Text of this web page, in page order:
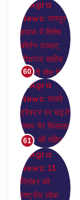
60
61